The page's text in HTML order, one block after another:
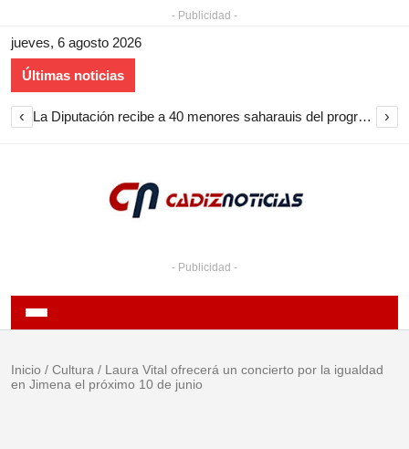
- Publicidad -
jueves, 6 agosto 2026
Últimas noticias
‹ La Diputación recibe a 40 menores saharauis del programa Vacaciones en Paz en Cádiz ›
- Publicidad -
Inicio / Cultura / Laura Vital ofrecerá un concierto por la igualdad
en Jimena el próximo 10 de junio